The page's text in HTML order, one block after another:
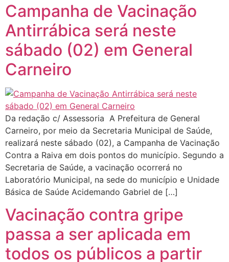
Campanha de Vacinação
Antirrábica será neste
sábado (02) em General
Carneiro
Da redação c/ Assessoria A Prefeitura de General
Carneiro, por meio da Secretaria Municipal de Saúde,
realizará neste sábado (02), a Campanha de Vacinação
Contra a Raiva em dois pontos do município. Segundo a
Secretaria de Saúde, a vacinação ocorrerá no
Laboratório Municipal, na sede do município e Unidade
Básica de Saúde Acidemando Gabriel de […]
Vacinação contra gripe
passa a ser aplicada em
todos os públicos a partir